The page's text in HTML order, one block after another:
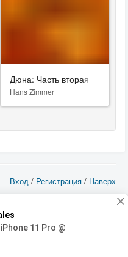
Дюна: Часть вторая
Hans Zimmer
Вход / Регистрация / Наверх
в том в случае, если
целями - для прочих целей